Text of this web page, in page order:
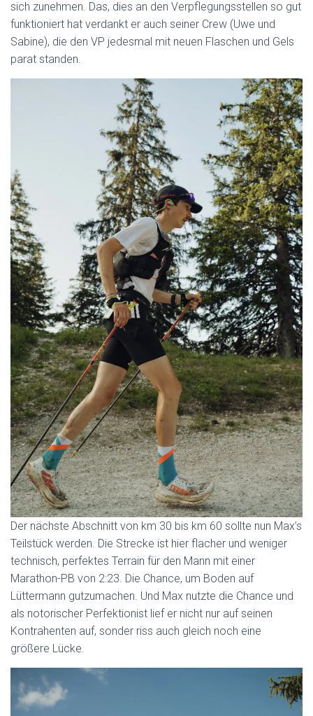
sich zunehmen. Das, dies an den Verpflegungsstellen so gut
funktioniert hat verdankt er auch seiner Crew (Uwe und
Sabine), die den VP jedesmal mit neuen Flaschen und Gels
parat standen.
Der nächste Abschnitt von km 30 bis km 60 sollte nun Max’s
Teilstück werden. Die Strecke ist hier flacher und weniger
technisch, perfektes Terrain für den Mann mit einer
Marathon-PB von 2:23. Die Chance, um Boden auf
Lüttermann gutzumachen. Und Max nutzte die Chance und
als notorischer Perfektionist lief er nicht nur auf seinen
Kontrahenten auf, sonder riss auch gleich noch eine
größere Lücke.